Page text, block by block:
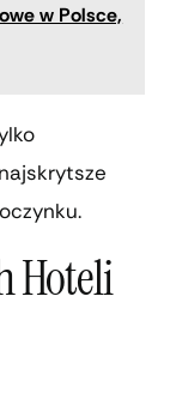
w Polsce,
Hoteli